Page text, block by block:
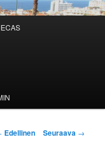
Edellinen Seuraava →